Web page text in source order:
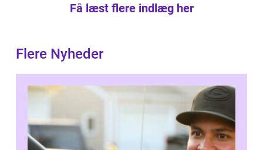
Få læst flere indlæg her
Flere Nyheder